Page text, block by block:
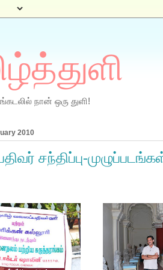
நான் ஒரு துளி!
2010
சந்திப்பு-